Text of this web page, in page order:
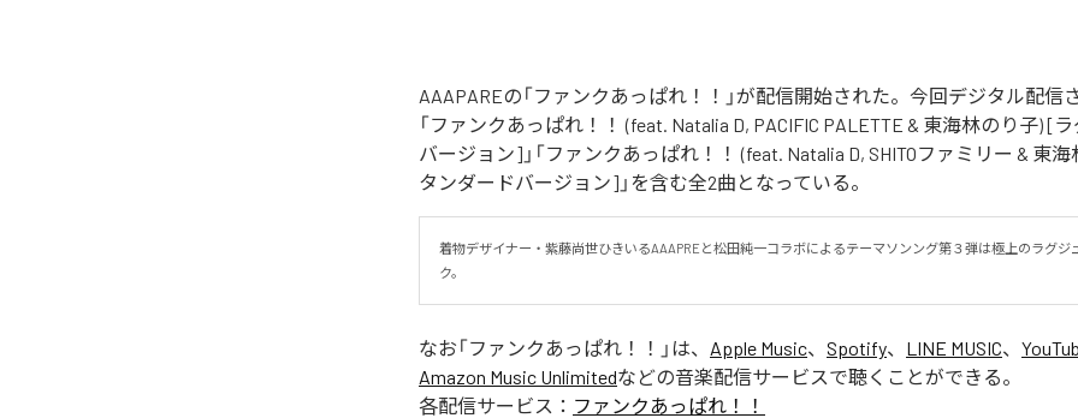
AAAPAREの「ファンクあっぱれ！！」が配信開始された。今回デジタル配信
「ファンクあっぱれ！！ (feat. Natalia D, PACIFIC PALETTE & 東海林のり子) [
バージョン]」「ファンクあっぱれ！！ (feat. Natalia D, SHITOファミリー & 東
タンダードバージョン]」を含む全2曲となっている。
着物デザイナー・紫藤尚世ひきいるAAAPREと松田純一コラボによるテーマソンング第３弾は極上のラグジ
ク。
なお「ファンクあっぱれ！！ 」は、 Apple Music、 Spotify、 LINE MUSIC、
Amazon Music Unlimitedなどの音楽配信サービスで聴くことができる。
各配信サービス： ファンクあっぱれ！！